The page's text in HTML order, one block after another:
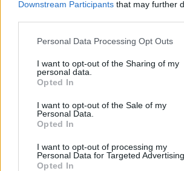
Downstream Participants that may further
Personal Data Processing Opt Outs
I want to opt-out of the Sharing of my
personal data.
Opted In
I want to opt-out of the Sale of my
Personal Data.
Opted In
I want to opt-out of processing my
Personal Data for Targeted Advertising.
Opted In